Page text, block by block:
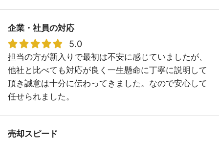
企業・社員の対応
5.0
担当の方が新入りで最初は不安に感じていましたが、
他社と比べても対応が良く一生懸命に丁寧に説明して
頂き誠意は十分に伝わってきました。なので安心して
任せられました。
売却スピード